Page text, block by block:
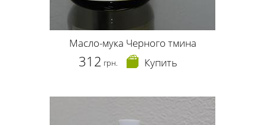
Масло-мука Черного тмина
312 грн. Купить